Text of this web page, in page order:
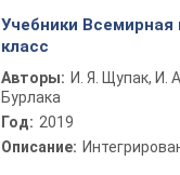
Учебники Всемирная
класс
Авторы: И. Я. Щупак, И.
Бурлака
Год: 2019
Описание: